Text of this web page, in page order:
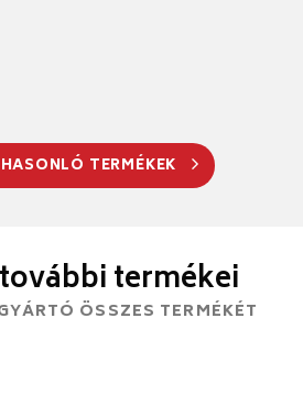
TERMÉKEK
termékei
ÖSSZES TERMÉKÉT